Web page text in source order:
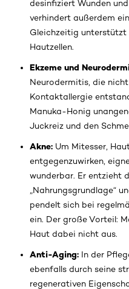
desinfiziert Wunden
verhindert außerdem
Gleichzeitig unterstützt
Hautzellen.
Ekzeme und
Neurodermitis, die
Kontaktallergie
Manuka-Honig
Juckreiz und den
Akne: Um Mitesser,
entgegenzuwirken,
wunderbar. Er entzieht
„Nahrungsgrundlage“
pendelt sich bei
ein. Der große Vorteil:
Haut dabei nicht aus.
Anti-Aging: In der
ebenfalls durch seine
regenerativen